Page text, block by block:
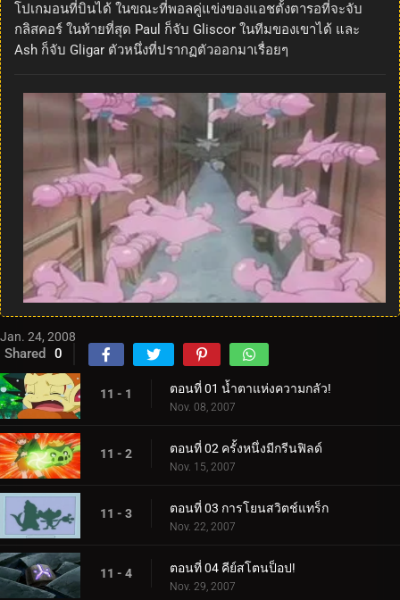
โปเกมอนที่บินได้ ในขณะที่พอลคู่แข่งของแอชตั้งตารอที่จะจับ
กลิสคอร์ ในท้ายที่สุด Paul ก็จับ Gliscor ในทีมของเขาได้ และ
Ash ก็จับ Gligar ตัวหนึ่งที่ปรากฏตัวออกมาเรื่อยๆ
Jan. 24, 2008
Shared 0
11 - 1 ตอนที่ 01 น้ำตาแห่งความกลัว!
Nov. 08, 2007
11 - 2 ตอนที่ 02 ครั้งหนึ่งมีกรีนฟิลด์
Nov. 15, 2007
11 - 3 ตอนที่ 03 การโยนสวิตช์แทร็ก
Nov. 22, 2007
11 - 4 ตอนที่ 04 คีย์สโตนป็อป!
Nov. 29, 2007